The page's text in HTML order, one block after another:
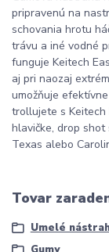
pripravenú na
schovania hrotu
trávu a iné vodné
funguje Keitech
aj pri naozaj
umožňuje
trollujete s Keitech
hlavičke, drop
Texas alebo
Tovar
Umelé